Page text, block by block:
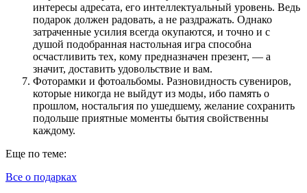
интересы адресата, его интеллектуальный уровень. Ведь
подарок должен радовать, а не раздражать. Однако
затраченные усилия всегда окупаются, и точно и с
душой подобранная настольная игра способна
осчастливить тех, кому предназначен презент, — а
значит, доставить удовольствие и вам.
Фоторамки и фотоальбомы. Разновидность сувениров,
которые никогда не выйдут из моды, ибо память о
прошлом, ностальгия по ушедшему, желание сохранить
подольше приятные моменты бытия свойственны
каждому.
Еще по теме:
Все о подарках